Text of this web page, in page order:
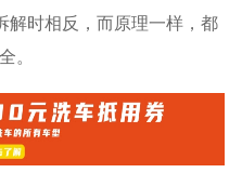
解时相反，而原理一样，都
。